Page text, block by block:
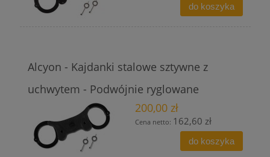
do koszyka
Alcyon - Kajdanki stalowe sztywne z
uchwytem - Podwójnie ryglowane
200,00 zł
Cena netto: 162,60 zł
do koszyka